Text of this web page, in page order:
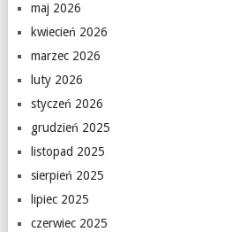
maj 2026
kwiecień 2026
marzec 2026
luty 2026
styczeń 2026
grudzień 2025
listopad 2025
sierpień 2025
lipiec 2025
czerwiec 2025